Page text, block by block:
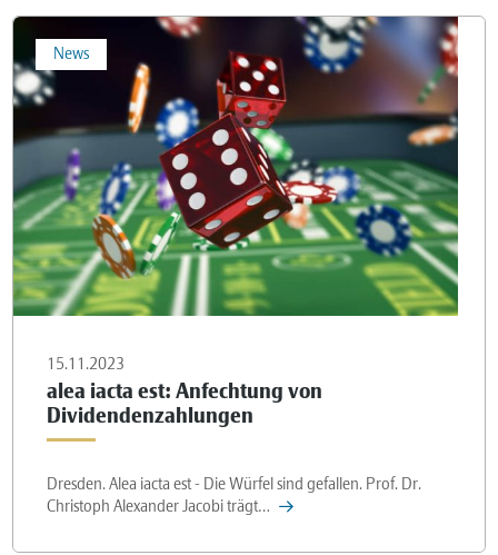
News
15.11.2023
alea iacta est: Anfechtung von
Dividendenzahlungen
Dresden. Alea iacta est - Die Würfel sind gefallen. Prof. Dr.
Christoph Alexander Jacobi trägt…